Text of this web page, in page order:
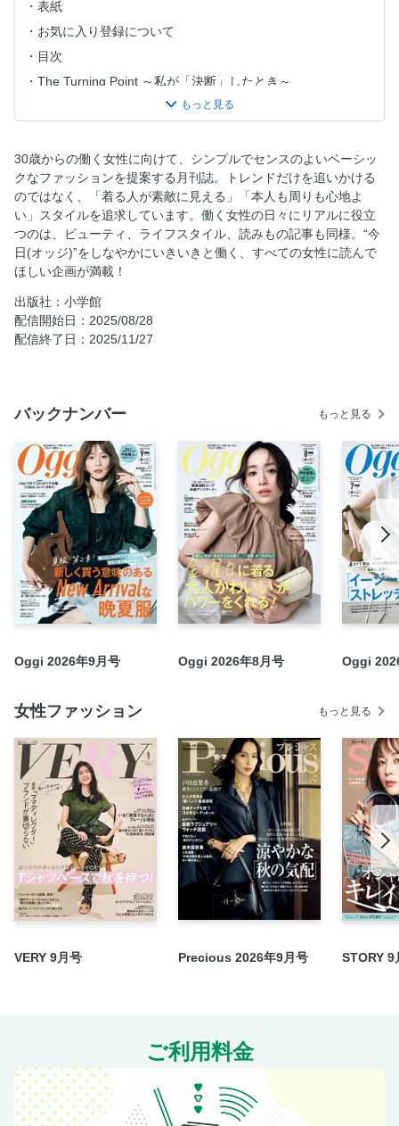
表紙
お気に入り登録について
目次
The Turning Point ～私が「決断」したとき～
ク考 秋のはじまりに、「スカーフ」って実は簡単！
金子 綾のMy Favorite THINGS...
働く私のmyコスメSpecial
月刊 Oggi＆Domaniデジタルニュース
第2回Oggi Liveありがとうございました！
大特集 さあ、新しい「シャツとブラウス」で働こう！
名品シャツがくれる、おしゃれの効能
きれいめシンプル派の「推しシャツ」＆「推しブラウス」
〝雰囲気シャツ〟の名手、アマリー＆セシリー姉妹のスタイ
進化が止まらない！「ブルーシャツ」を素敵に着たい
チームOggiの細かすぎる「シャツとブラウス」よもやまトー
ク！
「シャツとブラウス」の新作、Oggi専属読者モデル オッジ
ェンヌはこう着たい
「憧れブランドの最新シューズ」
きれいめシンプル派、「アメトラ」に入門！
いつものコーデに「きらめきタイトスカート」！
きれいめシンプル派 9月から着たいシアートップス
3大通勤、それぞれの「My TOD’S」
2025秋のベースメイク、これだけ更新！
月刊オッジェンヌ
今月のOggiブレーン
「強い存在」 遠藤 航
働く私にMusik 大塚 愛
「この人に今、これが聞きたい！」 磯村勇斗
オフ彼 NICHOLASのStroll around SHIMO-KITAZAWA
耳恋 蒼井翔太×七海ひろき
たら…
次号予告
＜電子版特典＞ バックナンバーから人気記事をピックアッ
プ 外勤派の今買える、シンプル「黒リュック」／髪と頭皮
30歳からの働く女性に向けて、シンプルでセンスのよいベーシッ
クなファッションを提案する月刊誌。トレンドだけを追いかける
のではなく、「着る人が素敵に見える」「本人も周りも心地よ
い」スタイルを追求しています。働く女性の日々にリアルに役立
つのは、ビューティ、ライフスタイル、読みもの記事も同様。“今
日(オッジ)”をしなやかにいきいきと働く、すべての女性に読んで
ほしい企画が満載！
出版社：小学館
配信開始日：2025/08/28
配信終了日：2025/11/27
バックナンバー もっと見る
Oggi 2026年9月号 Oggi 2026年8月号 Oggi
女性ファッション もっと見る
VERY 9月号 Precious 2026年9月号 STORY 9
ご利用料金